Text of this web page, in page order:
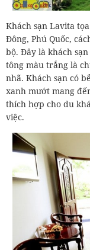
Khách sạn Lavita
Đông, Phú Quốc,
bộ. Đây là khách
tông màu trắng là
nhã. Khách sạn có
xanh mướt mang
thích hợp cho du
việc.